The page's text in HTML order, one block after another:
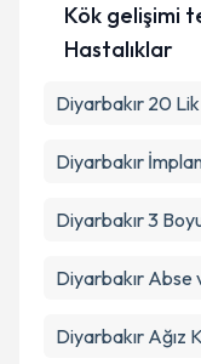
Kök gelişimi
Hastalıklar
Diyarbakır 20
Diyarbakır
Diyarbakır 3
Diyarbakır Abse
Diyarbakır Ağız